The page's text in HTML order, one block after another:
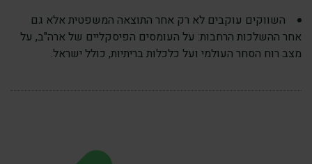
השווקים עוקבים לא רק אחר התוצאה המשפטית אלא גם
אחר ההשלכות הרחבות: על העומסים הפיסקליים של ארה"ב, על
מצב רוח הסחר העולמי ועל כלכלות בריתיות, כולל ישראל.